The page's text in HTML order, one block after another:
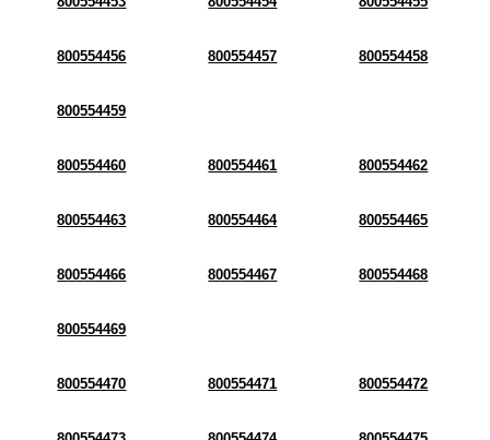
800554456 800554457 800554458
800554459
800554460 800554461 800554462
800554463 800554464 800554465
800554466 800554467 800554468
800554469
800554470 800554471 800554472